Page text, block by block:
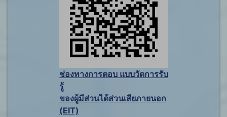
ช่องทางการตอบ แบบวัดการรับ
รู้
ของผู้มีส่วนได้ส่วนเสียภายนอก
(EIT)